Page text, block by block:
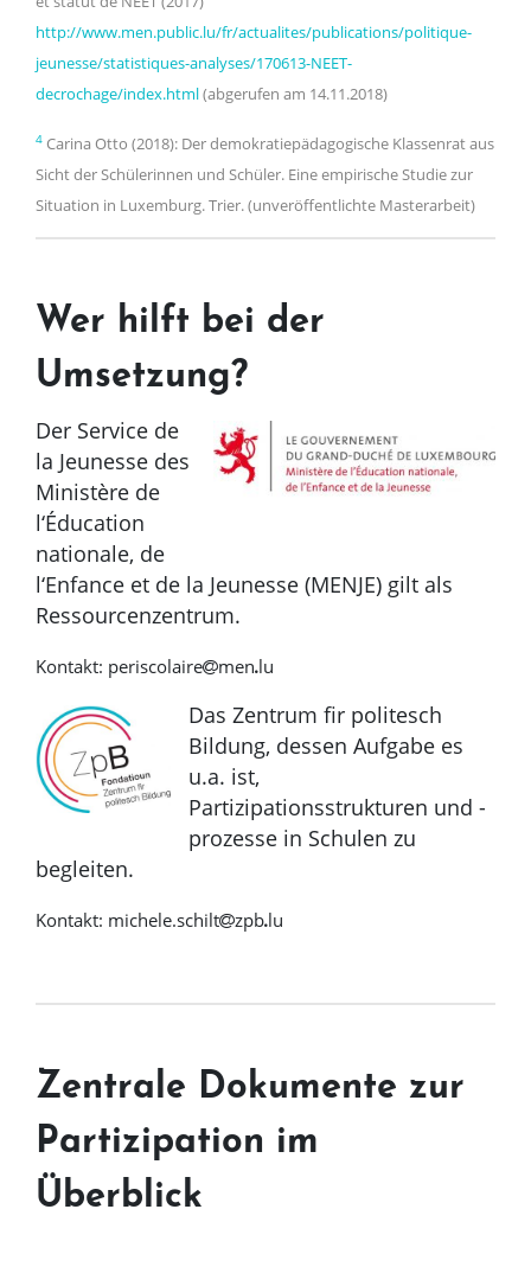
http://www.men.public.lu/fr/actualites/publications/politique-
jeunesse/statistiques-analyses/170613-NEET-
decrochage/index.html(abgerufen am 14.11.2018)
4 Carina Otto (2018): Der demokratiepädagogische Klassenrat aus
Sicht der Schülerinnen und Schüler. Eine empirische Studie zur
Situation in Luxemburg. Trier. (unveröffentlichte Masterarbeit)
Wer hilft bei der
Umsetzung?
Der Service de
la Jeunesse des
Ministère de
l‘Éducation
nationale, de
l‘Enfance et de la Jeunesse (MENJE) gilt als
Ressourcenzentrum.
Kontakt: periscolaire men lu
Das Zentrum fir politesch
Bildung, dessen Aufgabe es
u.a. ist,
Partizipationsstrukturen und -
prozesse in Schulen zu
begleiten.
Kontakt: michele.schilt zpb lu
Zentrale Dokumente zur
Partizipation im
Überblick